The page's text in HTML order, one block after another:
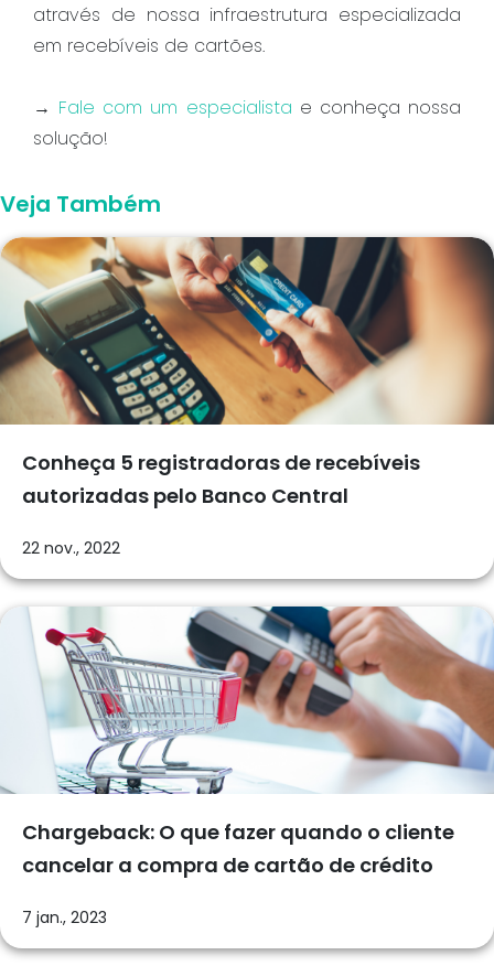
através de nossa infraestrutura especializada
em recebíveis de cartões.
→ Fale com um especialista e conheça nossa
solução!
Veja Também
Conheça 5 registradoras de recebíveis
autorizadas pelo Banco Central
22 nov., 2022
Chargeback: O que fazer quando o cliente
cancelar a compra de cartão de crédito
7 jan., 2023